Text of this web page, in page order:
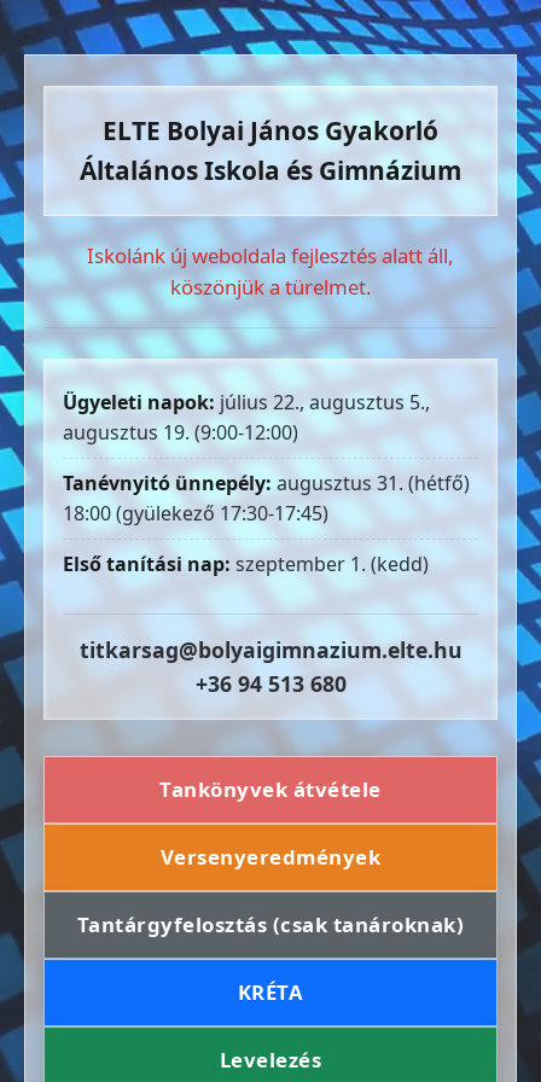
ELTE Bolyai János Gyakorló
Általános Iskola és Gimnázium
Iskolánk új weboldala fejlesztés alatt áll,
köszönjük a türelmet.
Ügyeleti napok: július 22., augusztus 5.,
augusztus 19. (9:00-12:00)
Tanévnyitó ünnepély: augusztus 31. (hétfő)
18:00 (gyülekező 17:30-17:45)
Első tanítási nap: szeptember 1. (kedd)
titkarsag@bolyaigimnazium.elte.hu
+36 94 513 680
Tankönyvek átvétele
Versenyeredmények
Tantárgyfelosztás (csak tanároknak)
KRÉTA
Levelezés